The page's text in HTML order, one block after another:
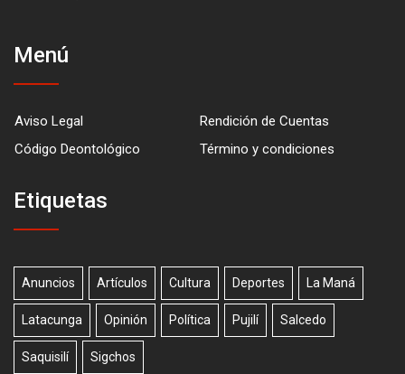
Menú
Aviso Legal
Rendición de Cuentas
Código Deontológico
Término y condiciones
Etiquetas
Anuncios Artículos Cultura Deportes La Maná
Latacunga Opinión Política Pujilí Salcedo
Saquisilí Sigchos